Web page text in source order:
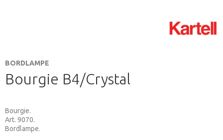
BORDLAMPE
Bourgie B4/Crystal
Bourgie.
Art. 9070.
Bordlampe.